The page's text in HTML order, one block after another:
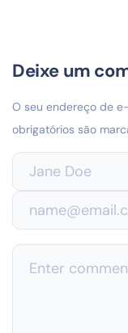
Deixe um
O seu endereço de
obrigatórios são